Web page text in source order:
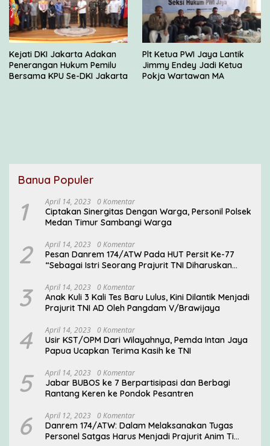
Kejati DKI Jakarta Adakan
Penerangan Hukum Pemilu
Bersama KPU Se-DKI Jakarta
Plt Ketua PWI Jaya Lantik
Jimmy Endey Jadi Ketua
Pokja Wartawan MA
Banua Populer
1 April 14, 2023 0 Komentar
Ciptakan Sinergitas Dengan Warga, Personil Polsek
Medan Timur Sambangi Warga
2 April 14, 2023 0 Komentar
Pesan Danrem 174/ATW Pada HUT Persit Ke-77
“Sebagai Istri Seorang Prajurit TNI Diharuskan
3 April 14, 2023 0 Komentar
Anak Kuli 3 Kali Tes Baru Lulus, Kini Dilantik Menjadi
Prajurit TNI AD Oleh Pangdam V/Brawijaya
4 April 14, 2023 0 Komentar
Usir KST/OPM Dari Wilayahnya, Pemda Intan Jaya
Papua Ucapkan Terima Kasih ke TNI
5 April 14, 2023 0 Komentar
Jabar BUBOS ke 7 Berpartisipasi dan Berbagi
Rantang Keren ke Pondok Pesantren
6 April 12, 2023 0 Komentar
Danrem 174/ATW: Dalam Melaksanakan Tugas
Personel Satgas Harus Menjadi Prajurit Anim Ti